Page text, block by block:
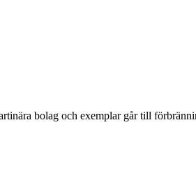
bolag och exemplar går till